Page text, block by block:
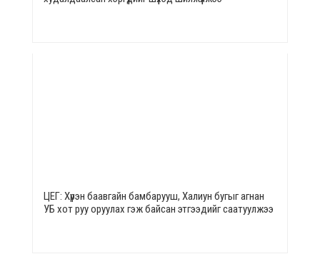
ЦЕГ: Хүрэн баавгайн бамбарууш, Халиун бугыг агнан
УБ хот руу оруулах гэж байсан этгээдийг саатуулжээ